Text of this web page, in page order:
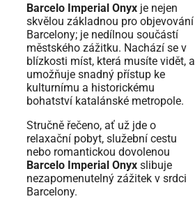
Barcelo Imperial Onyx je nejen
skvělou základnou pro objevování
Barcelony; je nedílnou součástí
městského zážitku. Nachází se v
blízkosti míst, která musíte vidět, a
umožňuje snadný přístup ke
kulturnímu a historickému
bohatství katalánské metropole.
Stručně řečeno, ať už jde o
relaxační pobyt, služební cestu
nebo romantickou dovolenou
Barcelo Imperial Onyx slibuje
nezapomenutelný zážitek v srdci
Barcelony.